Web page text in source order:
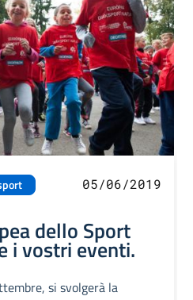
05/06/2019
dello Sport
i vostri eventi.
si svolgerà la